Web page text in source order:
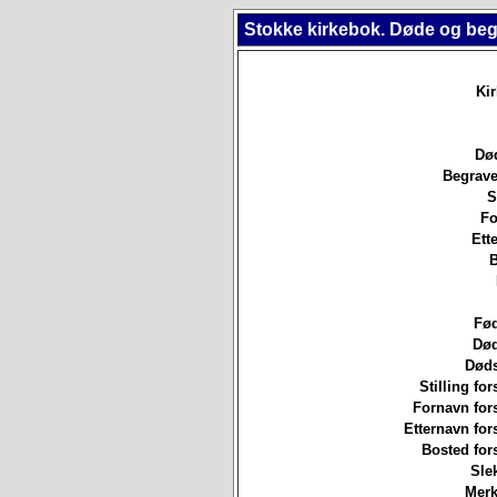
Stokke kirkebok. Døde og
Stilling
Fornavn
Etternavn
Bosted